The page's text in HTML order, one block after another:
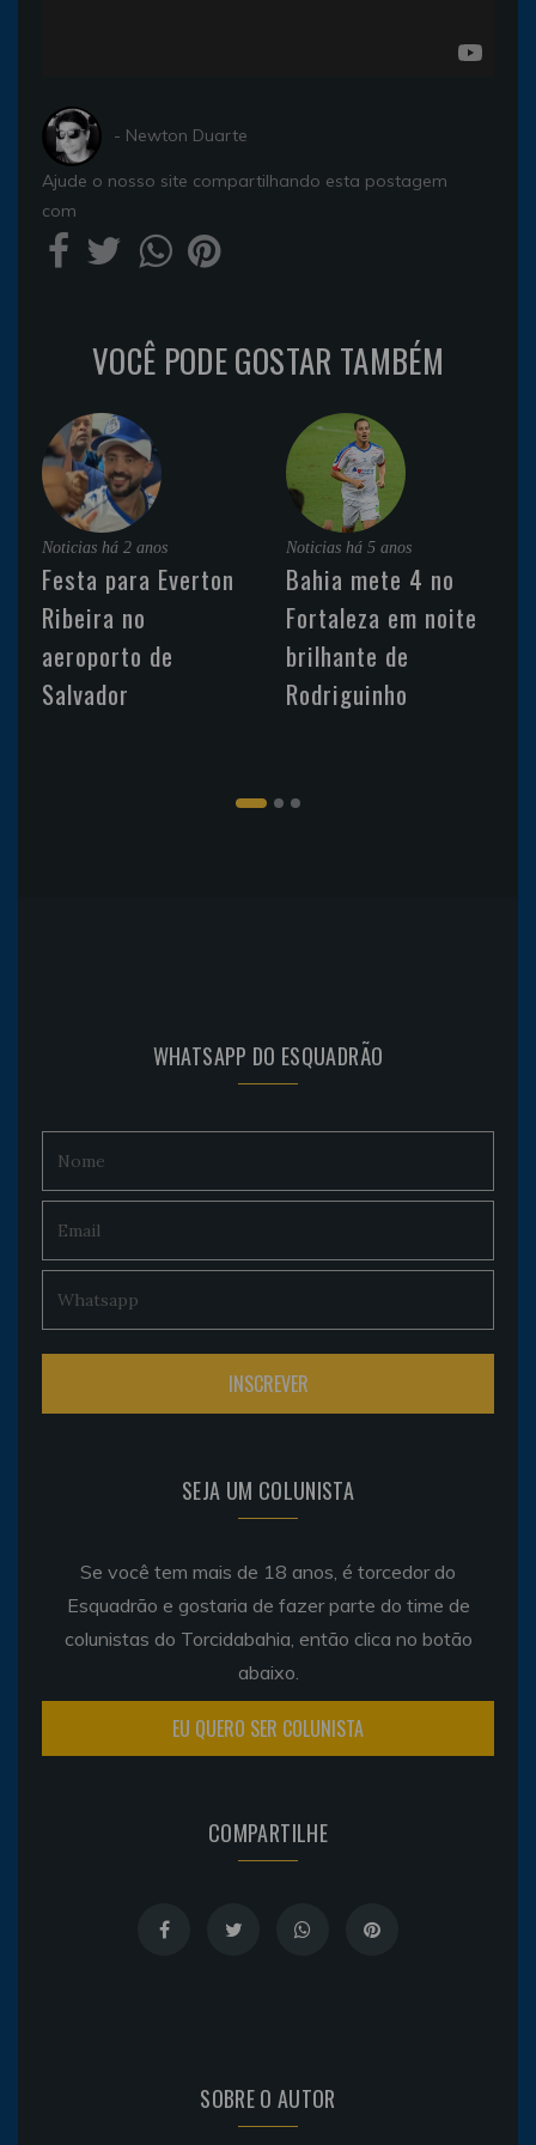
- Newton Duarte
Ajude o nosso site compartilhando esta postagem
com
VOCÊ PODE GOSTAR TAMBÉM
Noticias há 2 anos
Festa para Everton
Ribeira no
aeroporto de
Salvador
Noticias há 5 anos
Bahia mete 4 no
Fortaleza em noite
brilhante de
Rodriguinho
WHATSAPP DO ESQUADRÃO
SEJA UM COLUNISTA
Se você tem mais de 18 anos, é torcedor do
Esquadrão e gostaria de fazer parte do time de
colunistas do Torcidabahia, então clica no botão
abaixo.
EU QUERO SER COLUNISTA
COMPARTILHE
SOBRE O AUTOR